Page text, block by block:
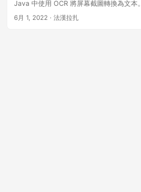
Java 中使用 OCR 將屏幕截圖轉換為文本。
6月 1, 2022 · 法漢拉扎